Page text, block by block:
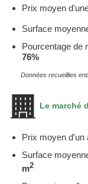
Prix moyen
Surface
Pourcentage de
76%
Données recueillies
Le marché
Prix moyen d'un
Surface
m2